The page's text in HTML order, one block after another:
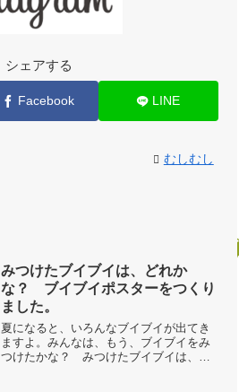
シェアする
Facebook LINE
むしむし
みつけたブイブイは、どれか
な？ ブイブイポスターをつくり
ました。
夏になると、いろんなブイブイが出てき
ますよ。みんなは、もう、ブイブイをみ
つけたかな？ みつけたブイブイは、何